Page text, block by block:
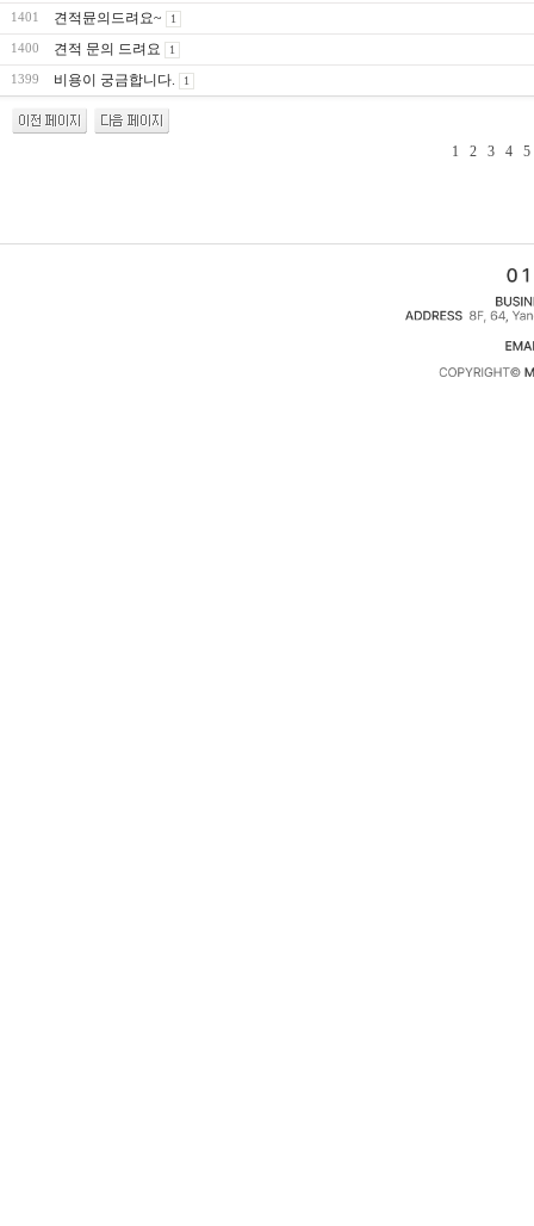
1401 견적뮨의드려요~ 1
1400 견적 문의 드려요 1
1399 비용이 궁금합니다. 1
1 2 3 4